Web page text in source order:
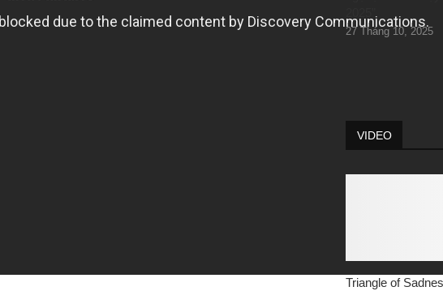
27 Tháng 10, 2025
VIDEO
Triangle of